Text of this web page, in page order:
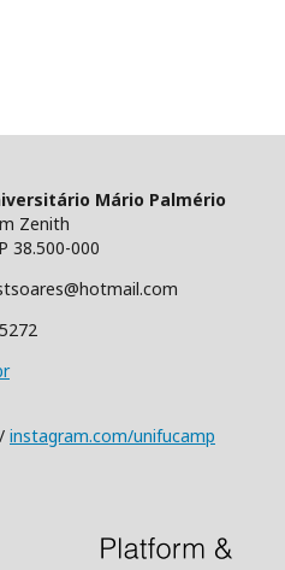
Mário Palmério
Zenith
38.500-000
/ instagram.com/unifucamp